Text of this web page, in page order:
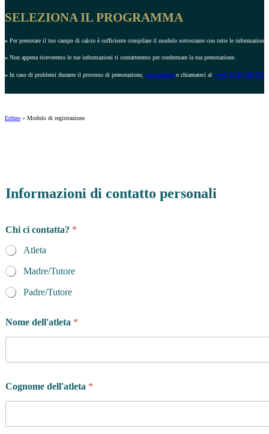
SELEZIONA IL PROGRAMMA
» Per prenotare il tuo campo di calcio è sufficiente compilare il modulo sottostante con tutte le informazioni
» Non appena riceveremo le tue informazioni ti contatteremo per confermare la tua prenotazione.
» In caso di problemi durante il processo di prenotazione, contattateci o chiamateci al (+39) 02 87 368 972
Ertheo » Modulo di registrazione
Informazioni di contatto personali
Chi ci contatta? *
Atleta
Madre/Tutore
Padre/Tutore
Nome dell'atleta *
Cognome dell'atleta *